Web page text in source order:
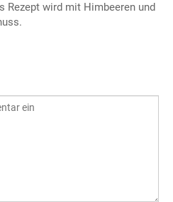
Rezept wird mit Himbeeren und